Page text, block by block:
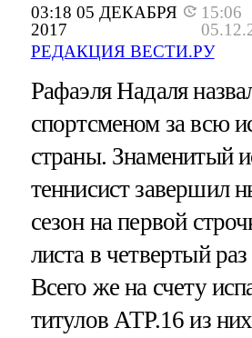
03:18 05 ДЕКАБРЯ
2017
15:06
РЕДАКЦИЯ ВЕСТИ.РУ
Рафаэля Надаля
спортсменом за всю
страны. Знаменитый
теннисист завершил
сезон на первой
листа в четвертый раз
Всего же на счету
титулов АТР.16 из